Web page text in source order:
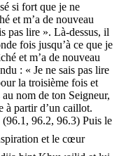
si fort que je ne
et m’a de nouveau
pas lire ». Là-dessus, il
fois jusqu’à ce que je
et m’a de nouveau
: « Je ne sais pas lire
la troisième fois et
nom de ton Seigneur,
à partir d’un caillot.
96.2, 96.3) Puis le